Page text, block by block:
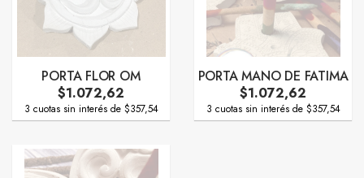
PORTA FLOR OM
$1.072,62
3 cuotas sin interés de $357,54
PORTA MANO DE FATIMA
$1.072,62
3 cuotas sin interés de $357,54